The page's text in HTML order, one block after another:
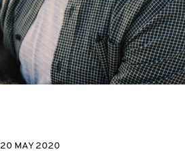
20 MAY 2020